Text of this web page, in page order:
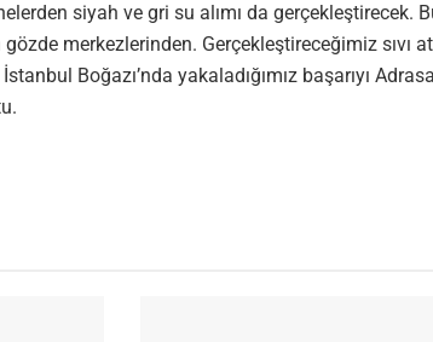
siyah ve gri su alımı da gerçekleştirecek.
merkezlerinden. Gerçekleştireceğimiz sıvı
Boğazı’nda yakaladığımız başarıyı